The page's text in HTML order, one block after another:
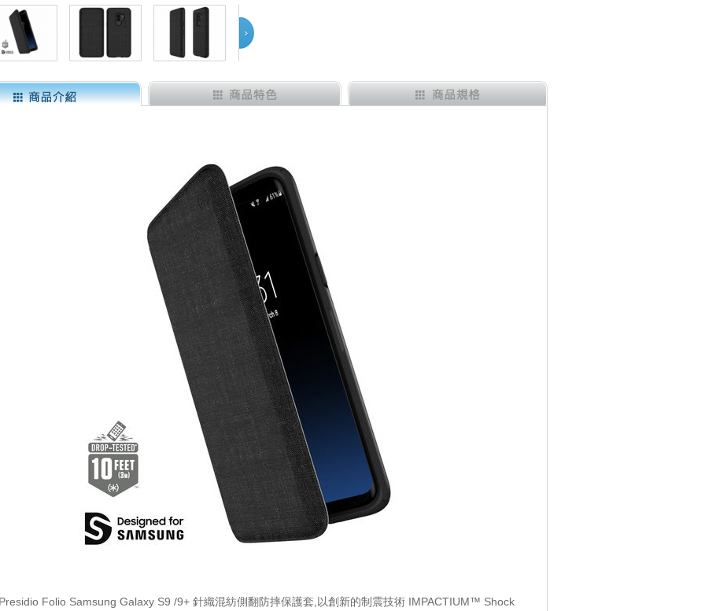
Folio Samsung Galaxy S9 /9+ 針織混紡側翻防摔保護套,以創新的制震技術 IMPACTIUM™ Shock